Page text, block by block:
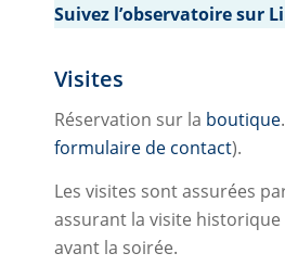
Suivez l’observatoire sur
Visites
Réservation sur la boutique
formulaire de contact).
Les visites sont assurées
assurant la visite
avant la soirée.